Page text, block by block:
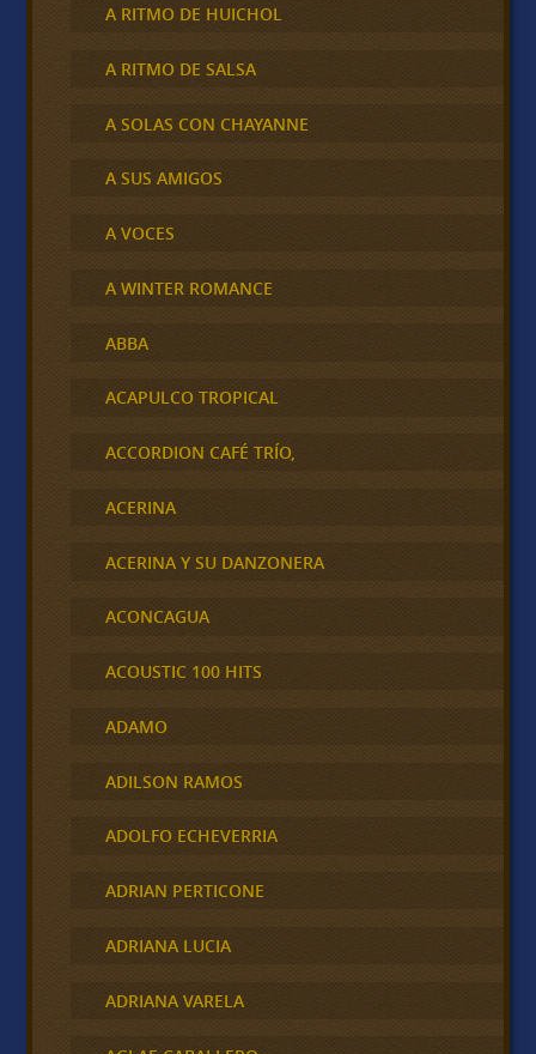
A RITMO DE HUICHOL
A RITMO DE SALSA
A SOLAS CON CHAYANNE
A SUS AMIGOS
A VOCES
A WINTER ROMANCE
ABBA
ACAPULCO TROPICAL
ACCORDION CAFÉ TRÍO,
ACERINA
ACERINA Y SU DANZONERA
ACONCAGUA
ACOUSTIC 100 HITS
ADAMO
ADILSON RAMOS
ADOLFO ECHEVERRIA
ADRIAN PERTICONE
ADRIANA LUCIA
ADRIANA VARELA